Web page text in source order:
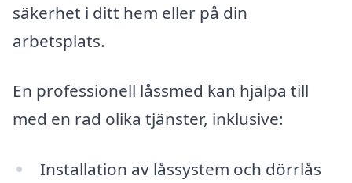
säkerhet i ditt hem eller på din
arbetsplats.
En professionell låssmed kan hjälpa till
med en rad olika tjänster, inklusive:
Installation av låssystem och dörrlås